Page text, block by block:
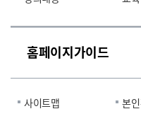
홈페이지가이드
사이트맵 본